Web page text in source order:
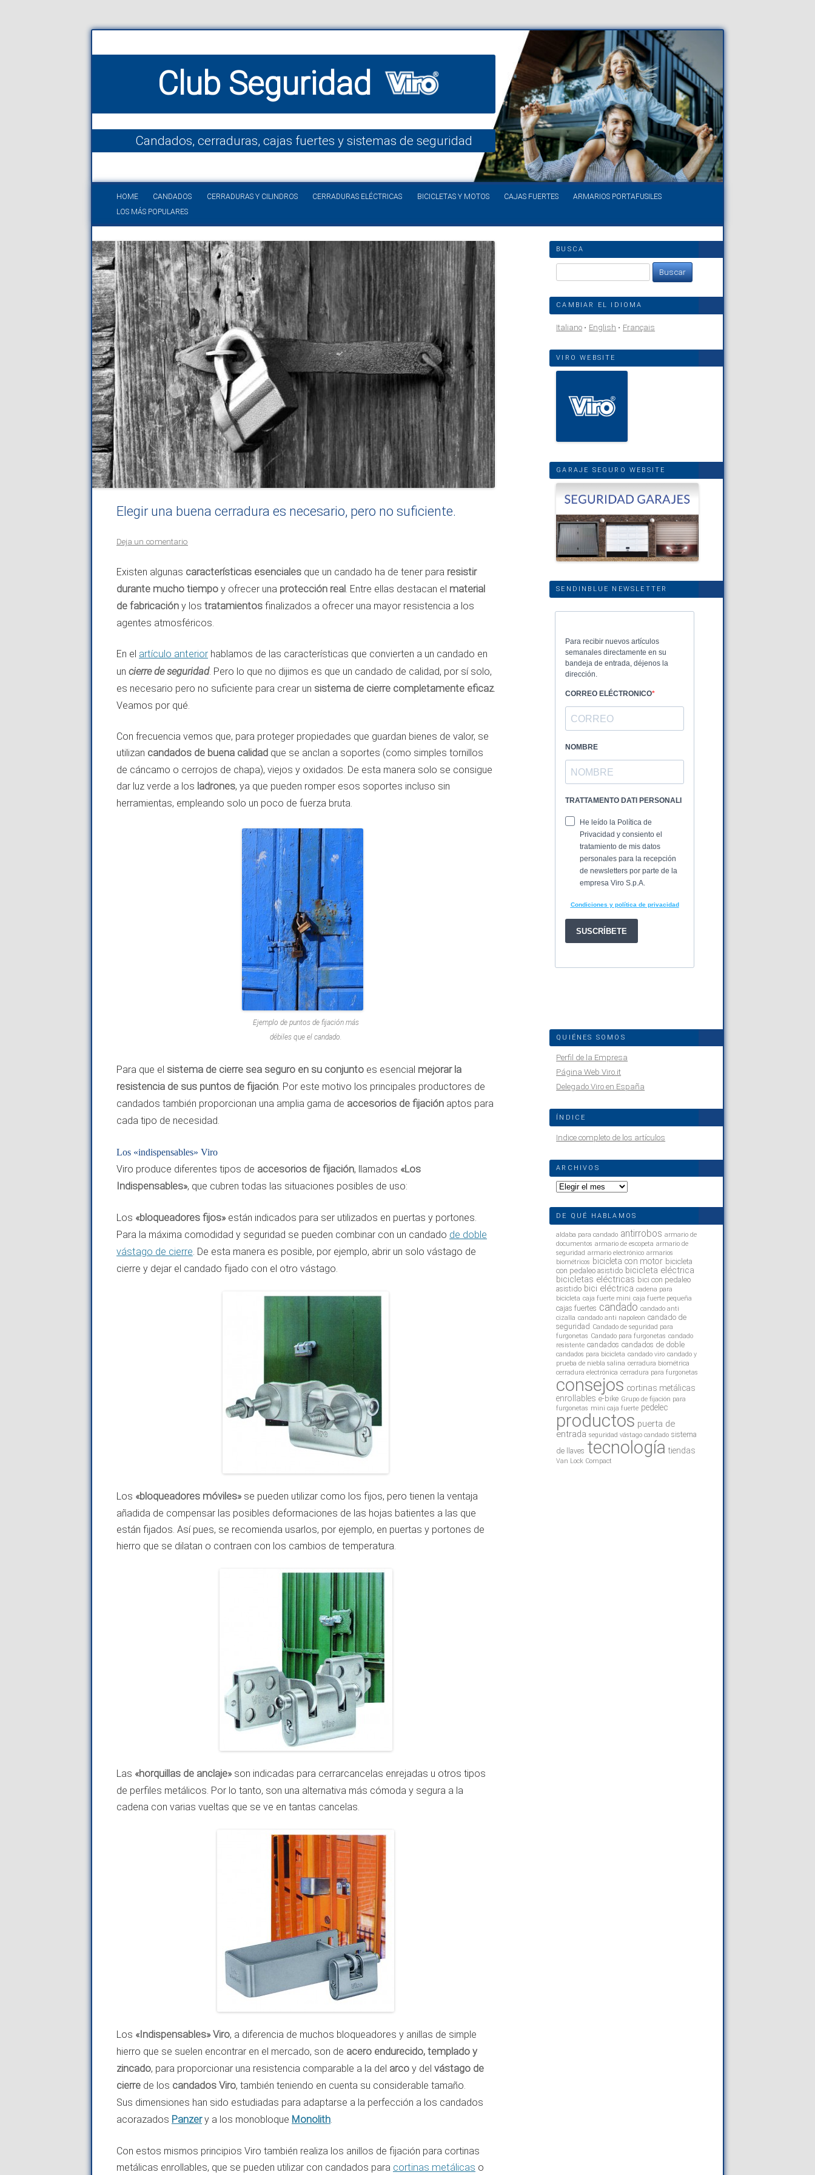
Club Seguridad
Candados, cerraduras, cajas fuertes y sistemas de seguridad
HOME CANDADOS CERRADURAS Y CILINDROS CERRADURAS ELÉCTRICAS BICICLETAS Y MOTOS CAJAS FUERTES
ARMARIOS PORTAFUSILES
LOS MÁS POPULARES
Elegir una buena cerradura es necesario, pero no suficiente.
Deja un comentario
Existen algunas características esenciales que un candado ha de tener para resistir
durante mucho tiempo y ofrecer una protección real. Entre ellas destacan el material
de fabricación y los tratamientos finalizados a ofrecer una mayor resistencia a los
agentes atmosféricos.
En el artículo anterior hablamos de las características que convierten a un candado en
un cierre de seguridad. Pero lo que no dijimos es que un candado de calidad, por sí solo,
es necesario pero no suficiente para crear un sistema de cierre completamente eficaz.
Veamos por qué.
Con frecuencia vemos que, para proteger propiedades que guardan bienes de valor, se
utilizan candados de buena calidad que se anclan a soportes (como simples tornillos
de cáncamo o cerrojos de chapa), viejos y oxidados. De esta manera solo se consigue
dar luz verde a los ladrones, ya que pueden romper esos soportes incluso sin
herramientas, empleando solo un poco de fuerza bruta.
Ejemplo de puntos de fijación más
débiles que el candado.
Para que el sistema de cierre sea seguro en su conjunto es esencial mejorar la
resistencia de sus puntos de fijación. Por este motivo los principales productores de
candados también proporcionan una amplia gama de accesorios de fijación aptos para
cada tipo de necesidad.
Los «indispensables» Viro
Viro produce diferentes tipos de accesorios de fijación, llamados «Los
Indispensables», que cubren todas las situaciones posibles de uso:
Los «bloqueadores fijos»están indicados para ser utilizados en puertas y portones.
Para la máxima comodidad y seguridad se pueden combinar con un candado de doble
vástago de cierre. De esta manera es posible, por ejemplo, abrir un solo vástago de
cierre y dejar el candado fijado con el otro vástago.
Los «bloqueadores móviles»se pueden utilizar como los fijos, pero tienen la ventaja
añadida de compensar las posibles deformaciones de las hojas batientes a las que
están fijados. Así pues, se recomienda usarlos, por ejemplo, en puertas y portones de
hierro que se dilatan o contraen con los cambios de temperatura.
Las «horquillas de anclaje»son indicadas para cerrarcancelas enrejadas u otros tipos
de perfiles metálicos. Por lo tanto, son una alternativa más cómoda y segura a la
cadena con varias vueltas que se ve en tantas cancelas.
Los «Indispensables» Viro, a diferencia de muchos bloqueadores y anillas de simple
hierro que se suelen encontrar en el mercado, son de acero endurecido, templado y
zincado, para proporcionar una resistencia comparable a la del arco y del vástago de
cierre de los candados Viro, también teniendo en cuenta su considerable tamaño.
Sus dimensiones han sido estudiadas para adaptarse a la perfección a los candados
acorazados Panzery a los monobloque Monolith.
Con estos mismos principios Viro también realiza los anillos de fijación para cortinas
metálicas enrollables, que se pueden utilizar con candados para cortinas metálicas o
BUSCA
CAMBIAR EL IDIOMA
Italiano English Français
VIRO WEBSITE
GARAJE SEGURO WEBSITE
SENDINBLUE NEWSLETTER
QUIÉNES SOMOS
Perfil de la Empresa
Página Web Viro.it
Delegado Viro en España
ÍNDICE
Indice completo de los artículos
ARCHIVOS
Archivos
DE QUÉ HABLAMOS
aldaba para candado antirrobos armario de
documentos armario de escopeta armario de
seguridad armario electrónico armarios
biométricos bicicleta con motor bicicleta
con pedaleo asistido bicicleta eléctrica
bicicletas eléctricas bici con pedaleo
asistido bici eléctrica cadena para
bicicleta caja fuerte mini caja fuerte pequeña
cajas fuertes candado candado anti
cizalla candado anti napoleon candado de
seguridad Candado de seguridad para
furgonetas Candado para furgonetas candado
resistente candados candados de doble
candados para bicicleta candado viro candado y
prueba de niebla salina cerradura biométrica
cerradura electrónica cerradura para furgonetas
consejos cortinas metálicas
enrollables e-bike Grupo de fijación para
furgonetas mini caja fuerte pedelec
productos puerta de
entrada seguridad vástago candado sistema
de llaves tecnología tiendas
Van Lock Compact